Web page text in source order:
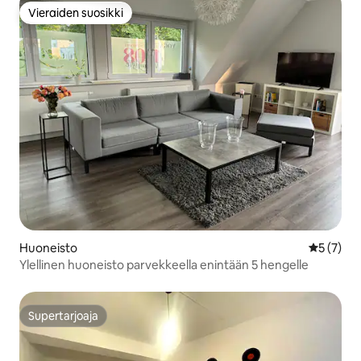
Vieraiden suosikki
Vieraiden suosikki
Huoneisto
5 (7)
Ylellinen huoneisto parvekkeella enintään 5 hengelle
Supertarjoaja
Supertarjoaja